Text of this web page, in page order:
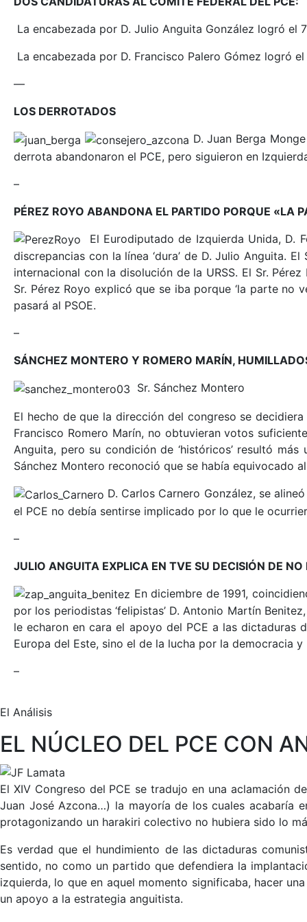
La encabezada por D. Julio Anguita González logró el
La encabezada por D. Francisco Palero Gómez logró
—
LOS DERROTADOS
D. Juan Berga
derrota abandonaron el PCE, pero siguieron en
–
PÉREZ ROYO ABANDONA EL PARTIDO PORQUE «LA
El Eurodiputado de Izquierda Unida, D.
discrepancias con la línea ‘dura’ de D. Julio Anguita.
internacional con la disolución de la URSS. El Sr.
Sr. Pérez Royo explicó que se iba porque ‘la parte no
pasará al PSOE.
–
SÁNCHEZ MONTERO Y ROMERO MARÍN,
Sr. Sánchez Montero
El hecho de que la dirección del congreso se
Francisco Romero Marín, no obtuvieran votos
Anguita, pero su condición de ‘históricos’ resultó
Sánchez Montero reconoció que se había equivocado
D. Carlos Carnero González, se
el PCE no debía sentirse implicado por lo que le
–
JULIO ANGUITA EXPLICA EN TVE SU DECISIÓN DE NO
En diciembre de 1991,
por los periodistas ‘felipistas’ D. Antonio Martín
le echaron en cara el apoyo del PCE a las dictaduras
Europa del Este, sino el de la lucha por la democracia
–
El Análisis
EL NÚCLEO DEL PCE CON
El XIV Congreso del PCE se tradujo en una aclamación
Juan José Azcona…) la mayoría de los cuales acabaría
protagonizando un harakiri colectivo no hubiera sido lo
Es verdad que el hundimiento de las dictaduras
sentido, no como un partido que defendiera la
izquierda, lo que en aquel momento significaba, hacer
un apoyo a la estrategia anguitista.